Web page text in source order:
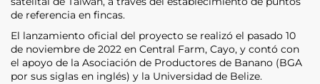
de referencia en fincas.
El lanzamiento oficial del proyecto se realizó el pasado 10
de noviembre de 2022 en Central Farm, Cayo, y contó con
el apoyo de la Asociación de Productores de Banano (BGA
por sus siglas en inglés) y la Universidad de Belize.